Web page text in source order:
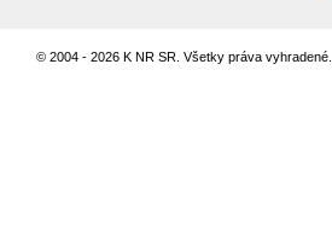
© 2004 - 2026 K NR SR. Všetky práva vyhradené.